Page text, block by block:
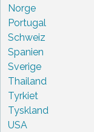
Norge
Portugal
Schweiz
Spanien
Sverige
Thailand
Tyrkiet
Tyskland
USA